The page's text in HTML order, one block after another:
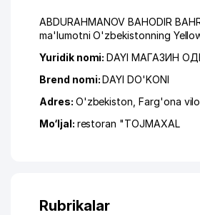
ABDURAHMANOV BAHODIR
ma'lumotni O'zbekistonning
Yuridik nomi:DAYI МАГАЗИН
Brend nomi:DAYI DO'KONI
Adres: O'zbekiston,Farg'ona
Mo‘ljal: restoran "TOJMAXAL
Rubrikalar